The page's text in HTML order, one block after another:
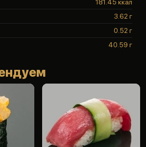
181.45 ккал
3.62 г
0.52 г
40.59 г